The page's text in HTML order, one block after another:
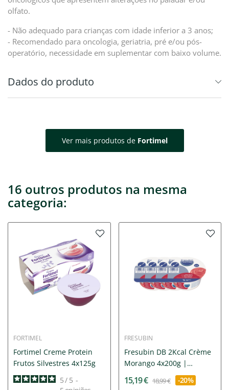
olfato.
- Não adequado para crianças com idade inferior a 3 anos;
- Recomendado para oncologia, geriatria, pré e/ou pós-
operatório, necessidade em suplementar com baixo volume.
Dados do produto
Ver mais produtos de Fortimel
16 outros produtos na mesma
categoria:
FORTIMEL
Fortimel Creme Protein
Frutos Silvestres 4x125g
5/ 5 -
FRESUBIN
Fresubin DB 2Kcal Crème
Morango 4x200g |
15,19 € 18,99 € -20%